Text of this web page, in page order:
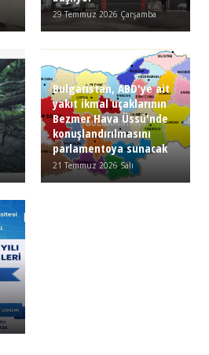
29 Temmuz 2026 Çarşamba
Bulgaristan, ABD'ye ait
yakıt ikmal uçaklarının
Bezmer Hava Üssü'nde
konuşlandırılmasını
parlamentoya sunacak
21 Temmuz 2026 Salı